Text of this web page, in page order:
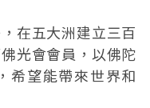
在五大洲建立三百
光會會員，以佛陀
希望能帶來世界和